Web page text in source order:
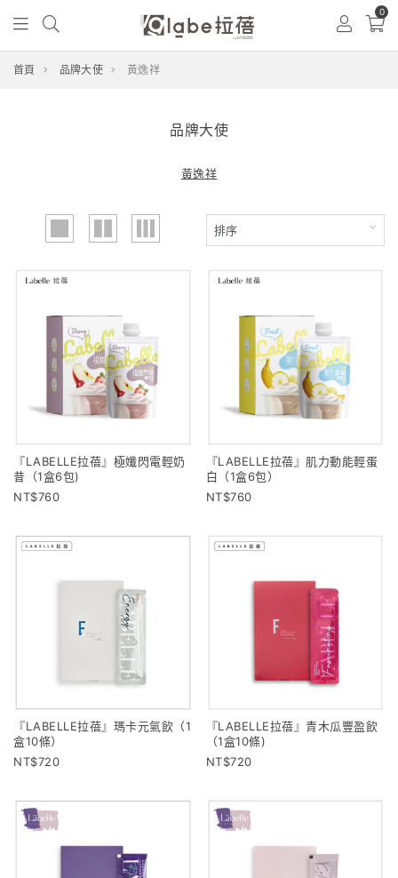
0
首頁 品牌大使 黃逸祥
品牌大使
黃逸祥
『LABELLE拉蓓』極孅閃電輕奶
昔（1盒6包)
760
『LABELLE拉蓓』肌力動能輕蛋
白（1盒6包）
760
『LABELLE拉蓓』瑪卡元氣飲（1
盒10條）
720
『LABELLE拉蓓』青木瓜豐盈飲
（1盒10條)
720